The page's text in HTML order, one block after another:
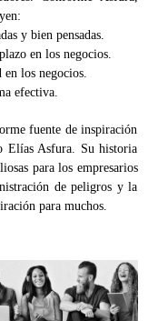
y bien pensadas.
en los negocios.
los negocios.
efectiva.
fuente de inspiración
Elías Asfura. Su historia
para los empresarios
de peligros y la
para muchos.